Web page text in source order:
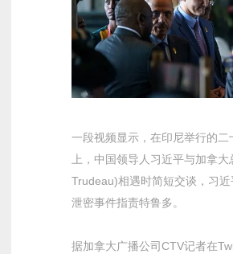
一段视频显示，在印尼举行的
上，中国领导人习近平与加拿
Trudeau)相遇时简短交谈，习
泄密事件指责特鲁多。
据加拿大广播公司CTV记者在